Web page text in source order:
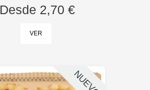
Desde 2,70 €
VER
NUEVO